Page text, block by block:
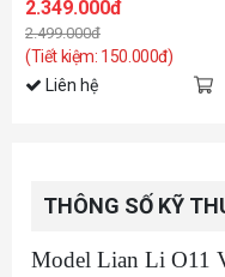
2.349.000đ
2.499.000đ
(Tiết kiệm: 150.000đ)
Liên hệ
THÔNG SỐ KỸ
Model Lian Li O11